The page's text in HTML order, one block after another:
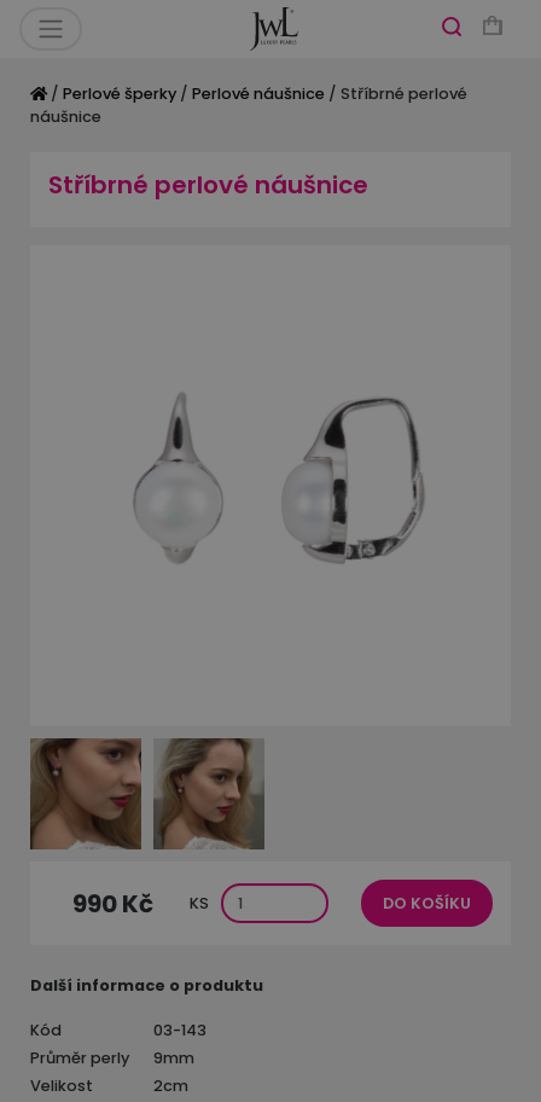
/ Perlové šperky / Perlové náušnice / Stříbrné perlové
náušnice
Stříbrné perlové náušnice
990 Kč KS DO KOŠÍKU
Další informace o produktu
Kód
03-143
Průměr perly
9mm
Velikost
2cm